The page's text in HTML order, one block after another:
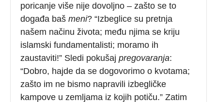
poricanje više nije dovoljno – zašto se to
događa bašmeni? “Izbeglice su pretnja
našem načinu života; među njima se kriju
islamski fundamentalisti; moramo ih
zaustaviti!” Sledi pokušajpregovaranja:
“Dobro, hajde da se dogovorimo o kvotama;
zašto im ne bismo napravili izbegličke
kampove u zemljama iz kojih potiču.” Zatim